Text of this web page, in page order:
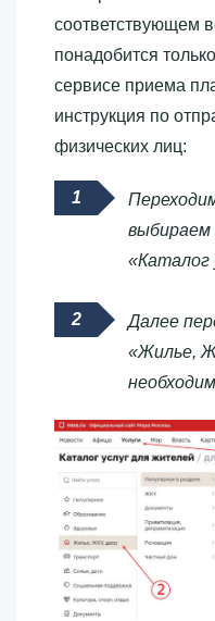
соответствующем
понадобится
сервисе приема
инструкция по
физических лиц:
выбираем
«Каталог
Далее
«Жилье,